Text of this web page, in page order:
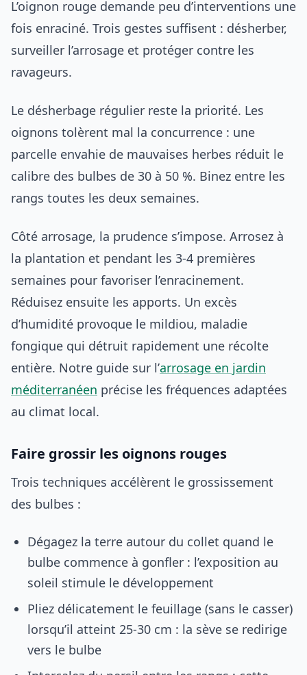
L’oignon rouge demande peu d’interventions une
fois enraciné. Trois gestes suffisent : désherber,
surveiller l’arrosage et protéger contre les
ravageurs.
Le désherbage régulier reste la priorité. Les
oignons tolèrent mal la concurrence : une
parcelle envahie de mauvaises herbes réduit le
calibre des bulbes de 30 à 50 %. Binez entre les
rangs toutes les deux semaines.
Côté arrosage, la prudence s’impose. Arrosez à
la plantation et pendant les 3-4 premières
semaines pour favoriser l’enracinement.
Réduisez ensuite les apports. Un excès
d’humidité provoque le mildiou, maladie
fongique qui détruit rapidement une récolte
entière. Notre guide sur l’arrosage en jardin
méditerranéen précise les fréquences adaptées
au climat local.
Faire grossir les oignons rouges
Trois techniques accélèrent le grossissement
des bulbes :
Dégagez la terre autour du collet quand le
bulbe commence à gonfler : l’exposition au
soleil stimule le développement
Pliez délicatement le feuillage (sans le casser)
lorsqu’il atteint 25-30 cm : la sève se redirige
vers le bulbe